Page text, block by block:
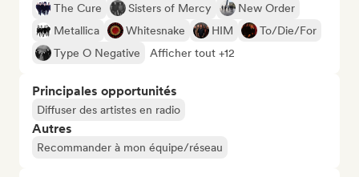
The Cure Sisters of Mercy
New Order
Metallica
Whitesnake HIM
To/Die/For
Type O Negative
Afficher tout +12
Principales opportunités
Diffuser des artistes en radio
Autres
Recommander à mon équipe/réseau